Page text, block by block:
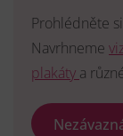
Prohlédněte
Navrhneme
plakáty a